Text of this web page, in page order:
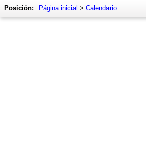
Posición: Página inicial > Calendario